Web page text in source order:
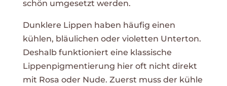
schön umgesetzt werden.
Dunklere Lippen haben häufig einen
kühlen, bläulichen oder violetten Unterton.
Deshalb funktioniert eine klassische
Lippenpigmentierung hier oft nicht direkt
mit Rosa oder Nude. Zuerst muss der kühle